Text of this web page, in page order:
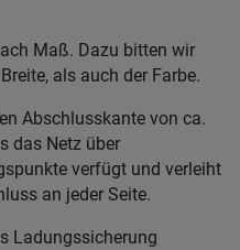
Maß. Dazu bitten wir
als auch der Farbe.
Abschlusskante von ca.
das Netz über
verfügt und verleiht
an jeder Seite.
Ladungssicherung